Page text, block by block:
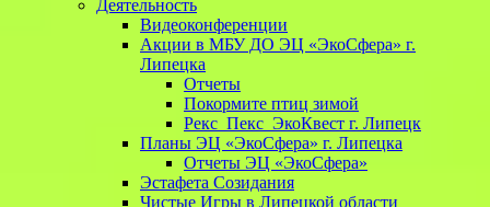
Деятельность
Видеоконференции
Акции в МБУ ДО ЭЦ «ЭкоСфера» г.
Липецка
Отчеты
Покормите птиц зимой
Рекс_Пекс_ЭкоКвест г. Липецк
Планы ЭЦ «ЭкоСфера» г. Липецка
Отчеты ЭЦ «ЭкоСфера»
Эстафета Созидания
Чистые Игры в Липецкой области